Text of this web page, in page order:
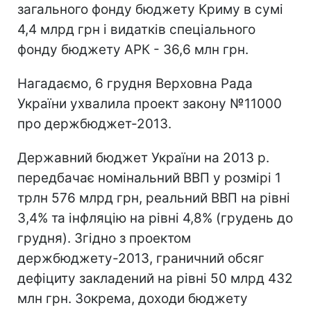
загального фонду бюджету Криму в сумі
4,4 млрд грн і видатків спеціального
фонду бюджету АРК - 36,6 млн грн.
Нагадаємо, 6 грудня Верховна Рада
України ухвалила проект закону №11000
про держбюджет-2013.
Державний бюджет України на 2013 р.
передбачає номінальний ВВП у розмірі 1
трлн 576 млрд грн, реальний ВВП на рівні
3,4% та інфляцію на рівні 4,8% (грудень до
грудня). Згідно з проектом
держбюджету-2013, граничний обсяг
дефіциту закладений на рівні 50 млрд 432
млн грн. Зокрема, доходи бюджету